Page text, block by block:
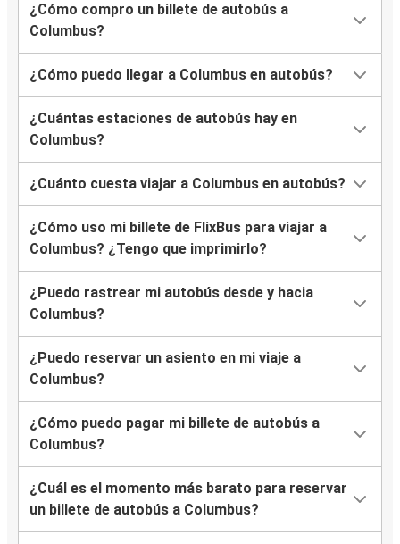
¿Cómo compro un billete de autobús a
Columbus?
¿Cómo puedo llegar a Columbus en autobús?
¿Cuántas estaciones de autobús hay en
Columbus?
¿Cuánto cuesta viajar a Columbus en autobús?
¿Cómo uso mi billete de FlixBus para viajar a
Columbus? ¿Tengo que imprimirlo?
¿Puedo rastrear mi autobús desde y hacia
Columbus?
¿Puedo reservar un asiento en mi viaje a
Columbus?
¿Cómo puedo pagar mi billete de autobús a
Columbus?
¿Cuál es el momento más barato para reservar
un billete de autobús a Columbus?